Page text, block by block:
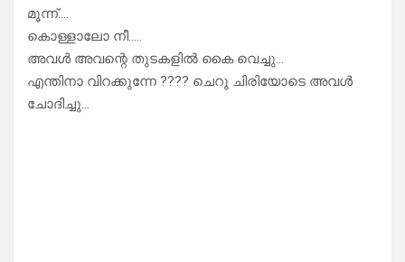
മൂന്ന്….
കൊള്ളാലോ നീ…..
അവൾ അവന്റെ തുടകളിൽ കൈ വെച്ചു…
എന്തിനാ വിറക്കുന്നേ ???? ചെറു ചിരിയോടെ അവൾ
ചോദിച്ചു…